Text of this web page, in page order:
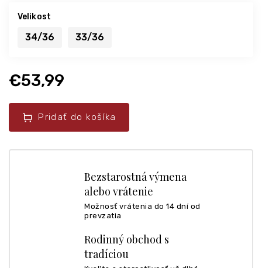
€53,99
Pridať do košíka
Velikost
34/36 33/36
Bezstarostná výmena
alebo vrátenie
Možnosť vrátenia do 14 dní od
prevzatia
Rodinný obchod s
tradíciou